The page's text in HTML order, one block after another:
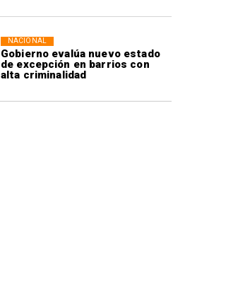
Gobierno evalúa nuevo estado
de excepción en barrios con
alta criminalidad
NACIONAL